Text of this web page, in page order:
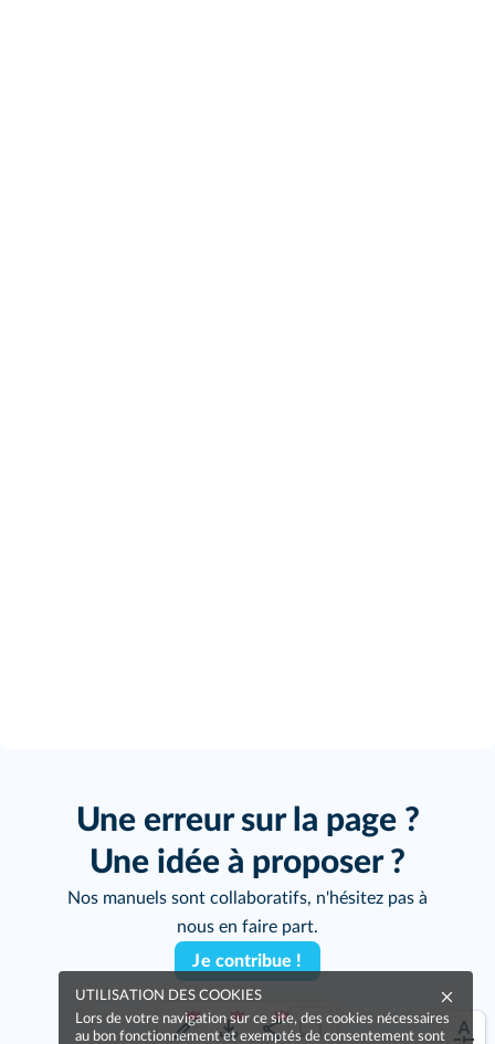
Une erreur sur la page ?
Une idée à proposer ?
Nos manuels sont collaboratifs, n'hésitez pas à
nous en faire part.
Je contribue !
UTILISATION DES COOKIES
Lors de votre navigation sur ce site, des cookies nécessaires
au bon fonctionnement et exemptés de consentement sont